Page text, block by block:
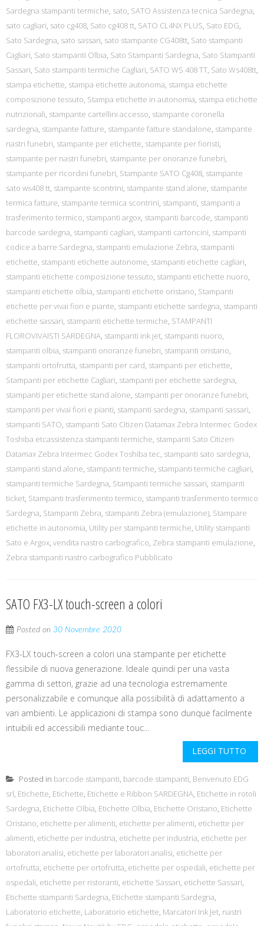
Sardegna stampanti termiche, sato, SATO Assistenza tecnica Sardegna,
sato cagliari, sato cg408, Sato cg408 tt, SATO CL4NX PLUS, Sato EDG,
Sato Sardegna, sato sassari, sato stampante CG408tt, Sato stampanti
Cagliari, Sato stampanti Olbia, Sato Stampanti Sardegna, Sato Stampanti
Sassari, Sato stampanti termiche Cagliari, SATO WS 408 TT, Sato Ws408tt,
stampa etichette, stampa etichette autonoma, stampa etichette
composizione tessuto, Stampa etichette in autonomia, stampa etichette
nutrizionali, stampante cartellini accesso, stampante coronella
sardegna, stampante fatture, stampante fatture standalone, stampante
nastri funebri, stampante per etichette, stampante per fioristi,
stampante per nastri funebri, stampante per onoranze funebri,
stampante per ricordini funebri, Stampante SATO Cg408, stampante
sato ws408 tt, stampante scontrini, stampante stand alone, stampante
termica fatture, stampante termica scontrini, stampanti, stampanti a
trasferimento termico, stampanti argox, stampanti barcode, stampanti
barcode sardegna, stampanti cagliari, stampanti cartoncini, stampanti
codice a barre Sardegna, stampanti emulazione Zebra, stampanti
etichette, stampanti etichette autonome, stampanti etichette cagliari,
stampanti etichette composizione tessuto, stampanti etichette nuoro,
stampanti etichette olbia, stampanti etichette oristano, Stampanti
etichette per vivai fiori e piante, stampanti etichette sardegna, stampanti
etichette sassari, stampanti etichette termiche, STAMPANTI
FLOROVIVAISTI SARDEGNA, stampanti ink jet, stampanti nuoro,
stampanti olbia, stampanti onoranze funebri, stampanti oristano,
stampanti ortofrutta, stampanti per card, stampanti per etichette,
Stampanti per etichette Cagliari, stampanti per etichette sardegna,
stampanti per etichette stand alone, stampanti per onoranze funebri,
stampanti per vivai fiori e pianti, stampanti sardegna, stampanti sassari,
stampanti SATO, stampanti Sato Citizen Datamax Zebra Intermec Godex
Toshiba etcassistenza stampanti termiche, stampanti Sato Citizen
Datamax Zebra Intermec Godex Toshiba tec, stampanti sato sardegna,
stampanti stand alone, stampanti termiche, stampanti termiche cagliari,
stampanti termiche Sardegna, Stampanti termiche sassari, stampanti
ticket, Stampanti trasferimento termico, stampanti trasferimento termico
Sardegna, Stampanti Zebra, stampanti Zebra (emulazione), Stampare
etichette in autonomia, Utility per stampanti termiche, Utility stampanti
Sato e Argox, vendita nastro carbografico, Zebra stampanti emulazione,
Zebra stampanti nastro carbografico Pubblicato
SATO FX3-LX touch-screen a colori
Posted on 30 Novembre 2020
FX3-LX touch-screen a colori una stampante per etichette
flessibile di nuova generazione. Ideale quindi per una vasta
gamma di settori, grazie ad una tecnologia estremamente
personalizzabile e comunque alla possibilità di adattamento a
vari ambienti. Le applicazioni di stampa sono dunque facilmente
intuibili ed accessibili mediante touc...
LEGGI TUTTO
Posted in barcode stampanti, barcode stampanti, Benvenuto EDG
srl, Etichette, Etichette, Etichette e Ribbon SARDEGNA, Etichette in rotoli
Sardegna, Etichette Olbia, Etichette Olbia, Etichette Oristano, Etichette
Oristano, etichette per alimenti, etichette per alimenti, etichette per
alimenti, etichette per industria, etichette per industria, etichette per
laboratori analisi, etichette per laboratori analisi, etichette per
ortofrutta, etichette per ortofrutta, etichette per ospedali, etichette per
ospedali, etichette per ristoranti, etichette Sassari, etichette Sassari,
Etichette stampanti Sardegna, Etichette stampanti Sardegna,
Laboratorio etichette, Laboratorio etichette, Marcatori Ink Jet, nastri